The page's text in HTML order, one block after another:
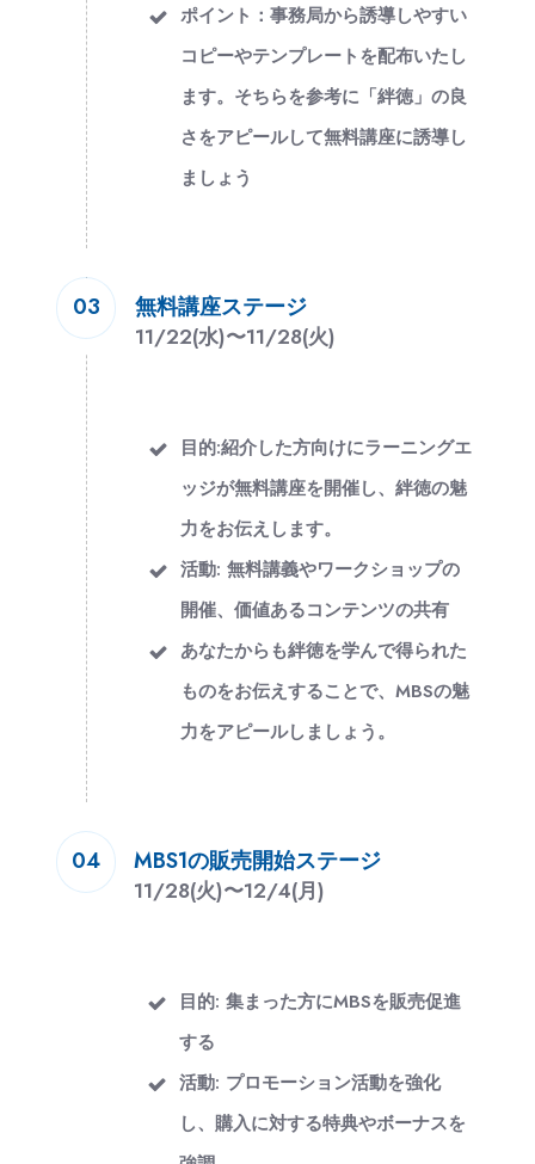
ポイント：事務局から誘導しやすい
コピーやテンプレートを配布いたし
ます。そちらを参考に「絆徳」の良
さをアピールして無料講座に誘導し
ましょう
03 無料講座ステージ
11/22(水)〜11/28(火)
目的:紹介した方向けにラーニングエ
ッジが無料講座を開催し、絆徳の魅
力をお伝えします。
活動: 無料講義やワークショップの
開催、価値あるコンテンツの共有
あなたからも絆徳を学んで得られた
ものをお伝えすることで、MBSの魅
力をアピールしましょう。
04 MBS1の販売開始ステージ
11/28(火)〜12/4(月)
目的: 集まった方にMBSを販売促進
する
活動: プロモーション活動を強化
し、購入に対する特典やボーナスを